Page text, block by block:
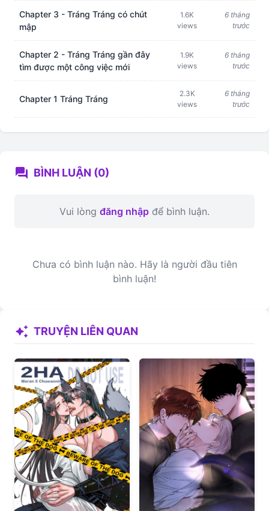
Chapter 3 - Tráng Tráng có chút
mập
1.6K
views
6 tháng
trước
Chapter 2 - Tráng Tráng gần đây
tìm được một công việc mới
1.9K
views
6 tháng
trước
Chapter 1 Tráng Tráng
2.3K
views
6 tháng
trước
forum BÌNH LUẬN (0)
Vui lòng đăng nhập để bình luận.
Chưa có bình luận nào. Hãy là người đầu tiên
bình luận!
auto_awesome TRUYỆN LIÊN QUAN